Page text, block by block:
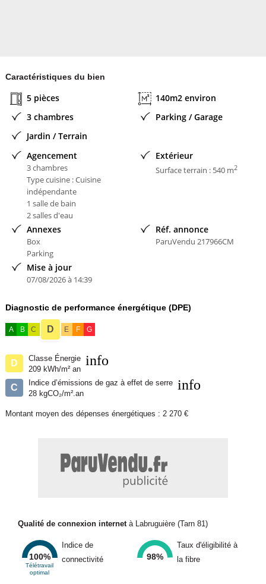
Caractéristiques du bien
5 pièces
140m2 environ
3 chambres
Parking / Garage
Jardin / Terrain
Agencement
3 chambres
Type cuisine : Cuisine
indépendante
1 salle de bain
2 salles d'eau
Extérieur
Surface terrain : 540 m2
Annexes
Box
Parking
Réf. annonce
ParuVendu 217966CM
Mise à jour
07/08/2026 à 14:39
Diagnostic de performance énergétique (DPE)
A B C D E F G
D
Classe Énergie
209 kWh/m² an
info
C
Indice d’émissions de gaz à effet de serre
28 kgCO₂/m².an
info
Montant moyen des dépenses énergétiques : 2 270 €
Qualité de connexion internetà Labruguière (Tarn 81)
100%
Télétravail
optimal
Indice de
connectivité
98%
Taux d'éligibilité à
la fibre